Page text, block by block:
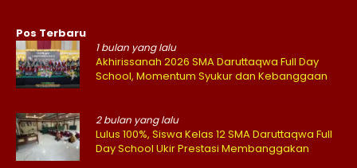
Pos Terbaru
1 bulan yang lalu
Akhirissanah 2026 SMA Daruttaqwa Full Day
School, Momentum Syukur dan Kebanggaan
2 bulan yang lalu
Lulus 100%, Siswa Kelas 12 SMA Daruttaqwa Full
Day School Ukir Prestasi Membanggakan